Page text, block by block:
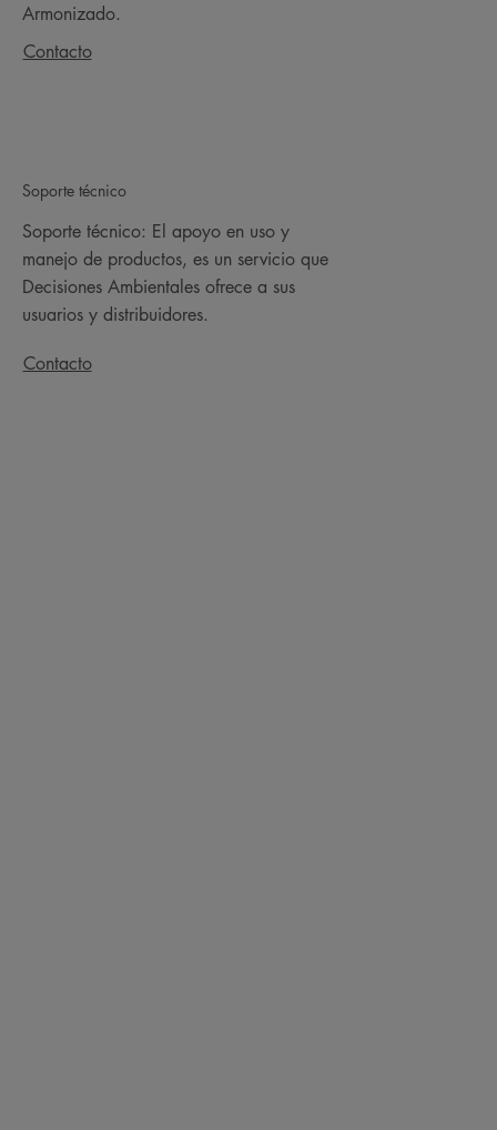
Armonizado.
Contacto
Soporte técnico
Soporte técnico: El apoyo en uso y
manejo de productos, es un servicio que
Decisiones Ambientales ofrece a sus
usuarios y distribuidores.
Contacto